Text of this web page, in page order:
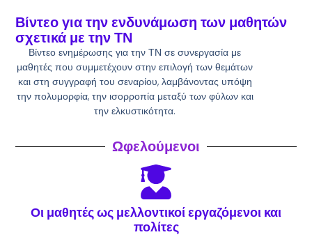
Βίντεο για την ενδυνάμωση των μαθητών
σχετικά με την ΤΝ
Βίντεο ενημέρωσης για την ΤΝ σε συνεργασία με
μαθητές που συμμετέχουν στην επιλογή των θεμάτων
και στη συγγραφή του σεναρίου, λαμβάνοντας υπόψη
την πολυμορφία, την ισορροπία μεταξύ των φύλων και
την ελκυστικότητα.
Ωφελούμενοι
Οι μαθητές ως μελλοντικοί εργαζόμενοι και
πολίτες